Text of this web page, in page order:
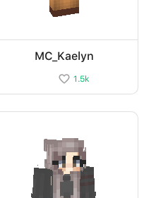
MC_Kaelyn
1.5k